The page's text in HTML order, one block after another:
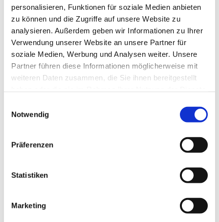
personalisieren, Funktionen für soziale Medien anbieten
zu können und die Zugriffe auf unsere Website zu
analysieren. Außerdem geben wir Informationen zu Ihrer
Verwendung unserer Website an unsere Partner für
soziale Medien, Werbung und Analysen weiter. Unsere
Partner führen diese Informationen möglicherweise mit
weiteren Daten zusammen, die Sie ihnen bereitgestellt
Notwendig
Präferenzen
Statistiken
Marketing